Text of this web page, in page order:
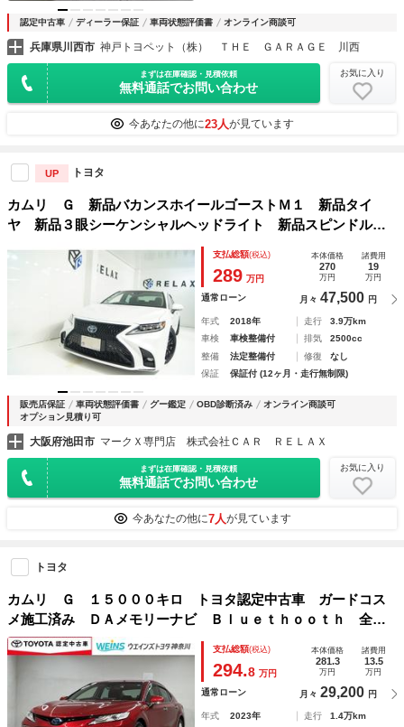
認定中古車 ディーラー保証 車両状態評価書 オンライン商談可
兵庫県川西市 神戸トヨペット（株） ＴＨＥ ＧＡＲＡＧＥ 川西
まずは在庫確認・見積依頼
無料通話でお問い合わせ
お気に入り
今あなたの他に23人が見ています
UP トヨタ
カムリ Ｇ 新品バカンスホイールゴーストＭ１ 新品タイ
ヤ 新品３眼シーケンシャルヘッドライト 新品スピンドルバ
ンパースポーツモデル パワーシート ＬＥＤフォグライト
バックカメラ スマートキー ＥＴＣ
支払総額(税込)
289 万円
本体価格
270
万円
諸費用
19
万円
通常ローン 月々 47,500 円
年式 2018年 走行
3.9万km
車検
車検整備付 排気
2500cc
整備
法定整備付 修復
なし
保証
保証付 (12ヶ月・走行無制限)
販売店保証 車両状態評価書 グー鑑定 OBD診断済み
オンライン商談可
オプション見積り可
大阪府池田市 マークＸ専門店 株式会社ＣＡＲ ＲＥＬＡＸ
まずは在庫確認・見積依頼
無料通話でお問い合わせ
お気に入り
今あなたの他に7人が見ています
トヨタ
カムリ Ｇ １５０００キロ トヨタ認定中古車 ガードコス
メ施工済み ＤＡメモリーナビ Ｂｌｕｅｔｈｏｏｔｈ 全周
囲＆バックモニター 追従型クルコン ＬＥＤヘッドランプ
ＥＴＣ２．０ 前後ドラレコ 禁煙車
支払総額(税込)
294.8 万円
本体価格
281.3
万円
諸費用
13.5
万円
通常ローン 月々 29,200 円
年式 2023年 走行
1.4万km